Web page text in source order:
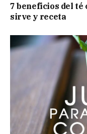
7 beneficios del té
sirve y receta